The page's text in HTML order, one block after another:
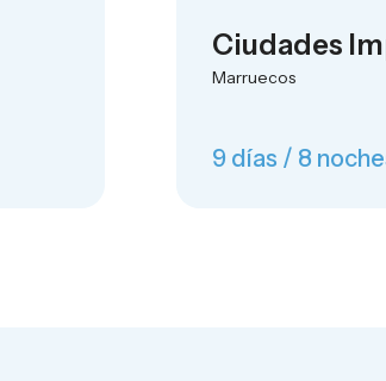
Ciudades
Marruecos
9 días / 8